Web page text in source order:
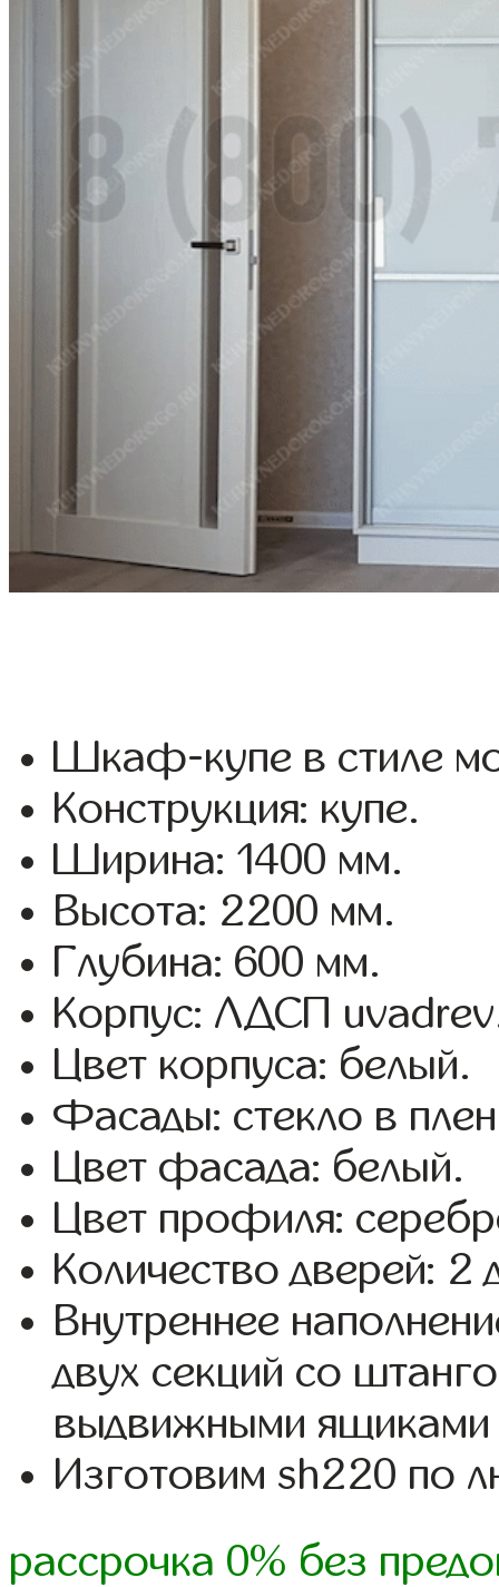
Шкаф-купе в стиле
Конструкция: купе.
Ширина: 1400 мм.
Высота: 2200 мм.
Глубина: 600 мм.
Корпус: ЛДСП
Цвет корпуса: белый.
Фасады: стекло в
Цвет фасада: белый.
Цвет профиля:
Количество дверей: 2
Внутреннее
двух секций со
выдвижными ящиками
Изготовим sh220 по
рассрочка 0% без